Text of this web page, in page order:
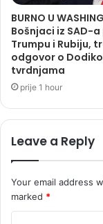
BURNO U
Bošnjaci iz SAD-
Trumpu i Rubiju,
odgovor o
tvrdnjama
prije 1 hour
Leave a Reply
Your email address
marked *